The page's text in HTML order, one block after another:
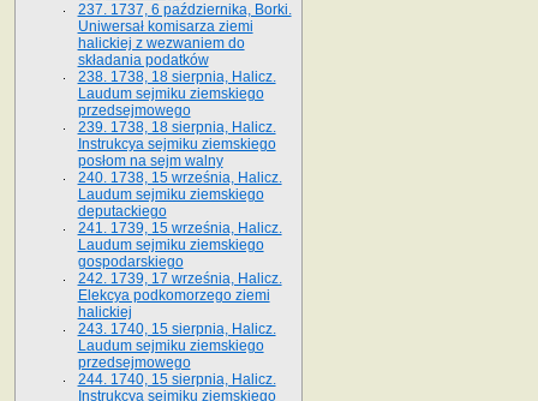
237. 1737, 6 października, Borki.
Uniwersał komisarza ziemi
halickiej z wezwaniem do
składania podatków
238. 1738, 18 sierpnia, Halicz.
Laudum sejmiku ziemskiego
przedsejmowego
239. 1738, 18 sierpnia, Halicz.
Instrukcya sejmiku ziemskiego
posłom na sejm walny
240. 1738, 15 września, Halicz.
Laudum sejmiku ziemskiego
deputackiego
241. 1739, 15 września, Halicz.
Laudum sejmiku ziemskiego
gospodarskiego
242. 1739, 17 września, Halicz.
Elekcya podkomorzego ziemi
halickiej
243. 1740, 15 sierpnia, Halicz.
Laudum sejmiku ziemskiego
przedsejmowego
244. 1740, 15 sierpnia, Halicz.
Instrukcya sejmiku ziemskiego